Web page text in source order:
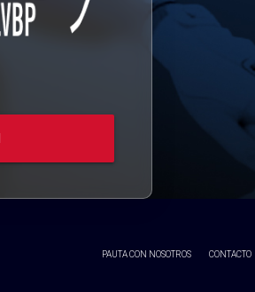
PAUTA CON NOSOTROS CONTACTO